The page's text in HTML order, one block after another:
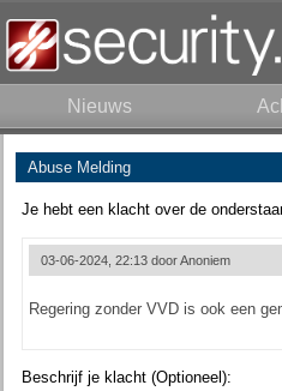
Nieuws
Abuse Melding
Je hebt een klacht over de
03-06-2024, 22:13 doorAnoniem
Regering zonder VVD is ook een
Beschrijf je klacht (Optioneel):